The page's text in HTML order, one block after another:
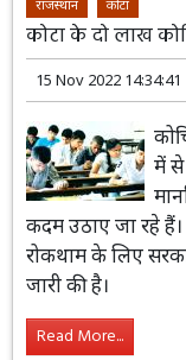
राजस्थान कोटा
कोटा के दो लाख
15 Nov 2022 14:34:41
में से
कदम उठाए जा रहे
रोकथाम के लिए
जारी की है।